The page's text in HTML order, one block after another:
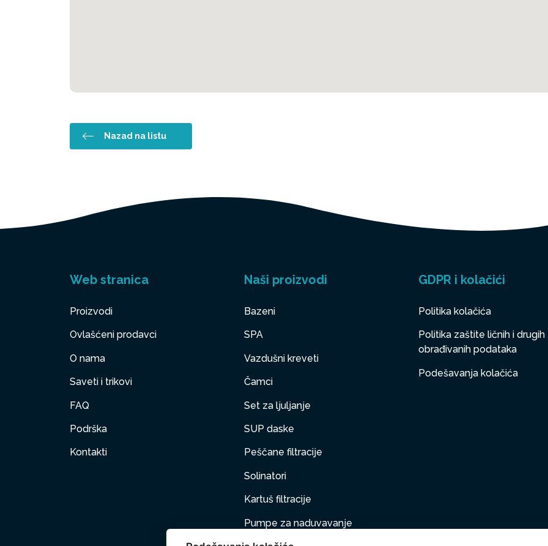
Nazad na listu
Web stranica
Proizvodi
Ovlašćeni prodavci
O nama
Saveti i trikovi
FAQ
Podrška
Kontakti
Naši proizvodi
Bazeni
SPA
Vazdušni kreveti
Čamci
Set za ljuljanje
SUP daske
Peščane filtracije
Solinatori
Kartuš filtracije
Pumpe za naduvavanje
GDPR i kolačići
Politika kolačića
Politika zaštite ličnih i drugih
obrađivanih podataka
Podešavanja kolačića